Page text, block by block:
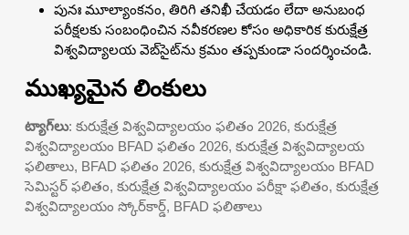
పునః మూల్యాంకనం, తిరిగి తనిఖీ చేయడం లేదా అనుబంధ
పరీక్షలకు సంబంధించిన నవీకరణల కోసం అధికారిక కురుక్షేత్ర
విశ్వవిద్యాలయ వెబ్‌సైట్‌ను క్రమం తప్పకుండా సందర్శించండి.
ముఖ్యమైన లింకులు
ట్యాగ్‌లు: కురుక్షేత్ర విశ్వవిద్యాలయం ఫలితం 2026, కురుక్షేత్ర
విశ్వవిద్యాలయం BFAD ఫలితం 2026, కురుక్షేత్ర విశ్వవిద్యాలయ
ఫలితాలు, BFAD ఫలితం 2026, కురుక్షేత్ర విశ్వవిద్యాలయం BFAD
సెమిస్టర్ ఫలితం, కురుక్షేత్ర విశ్వవిద్యాలయం పరీక్షా ఫలితం, కురుక్షేత్ర
విశ్వవిద్యాలయం స్కోర్‌కార్డ్, BFAD ఫలితాలు